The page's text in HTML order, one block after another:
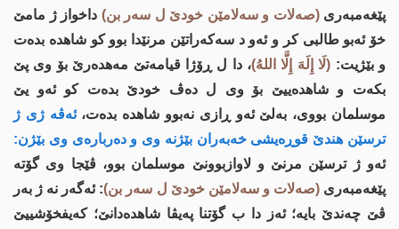
پێغه‌مبه‌ری(صه‌لات و سه‌لامێن خودێ ل سه‌ر بن) داخواز ژ مامێ
خۆ ئه‌بو طالبی كر و ئه‌و د سه‌كه‌راتێن مرنێدا بوو كو شاهده‌ بده‌ت
و بێژیت: (لَا إِلَهَ إِلَّا اللهُ)، دا ل ڕۆژا قیامه‌تێ مه‌هده‌رێ بۆ وی پێ
بكه‌ت و شاهده‌ییێ بۆ وی ل ده‌ڤ خودێ بده‌ت كو ئه‌و یێ
موسلمان بووی، به‌لێ ئه‌و ڕازی نه‌بوو شاهده‌ بده‌ت، ئه‌ڤه‌ ژی ژ
ترسێن هندێ قوڕه‌یشی خه‌به‌ران بێژنه‌ وی و ده‌رباره‌ی وی بێژن:
ئه‌و ژ ترسێن مرنێ و لاوازبوونێ موسلمان بوو، ڤێجا وی گۆته‌
پێغه‌مبه‌ری(صه‌لات و سه‌لامێن خودێ ل سه‌ر بن): ئه‌گه‌ر نه‌ ژ به‌ر
ڤێ چه‌ندێ بایه‌؛ ئه‌ز دا ب گۆتنا په‌یڤا شاهده‌دانێ؛ كه‌یفخۆشییێ